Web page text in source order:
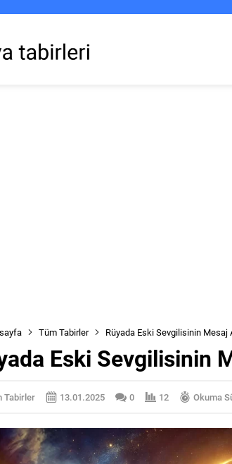
Tüm Tabirler Rüyada Eski Sevgilisinin Mesaj
Eski Sevgilisinin
Tabirler 13.01.2025 0 12 Okuma